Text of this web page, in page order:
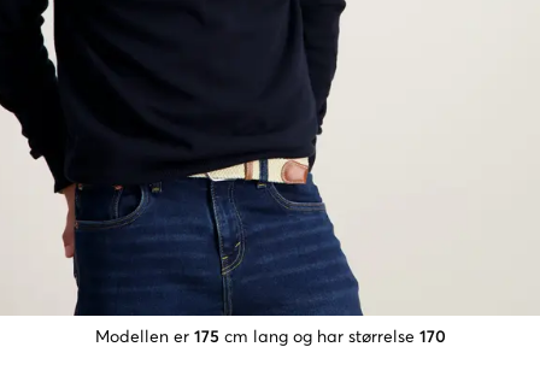
Modellen er 175 cm lang og har størrelse 170